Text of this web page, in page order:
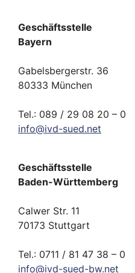
Geschäftsstelle
Bayern
Gabelsbergerstr. 36
80333 München
Tel.: 089 / 29 08 20 – 0
info@ivd-sued.net
Geschäftsstelle
Baden-Württemberg
Calwer Str. 11
70173 Stuttgart
Tel.: 0711 / 81 47 38 – 0
info@ivd-sued-bw.net